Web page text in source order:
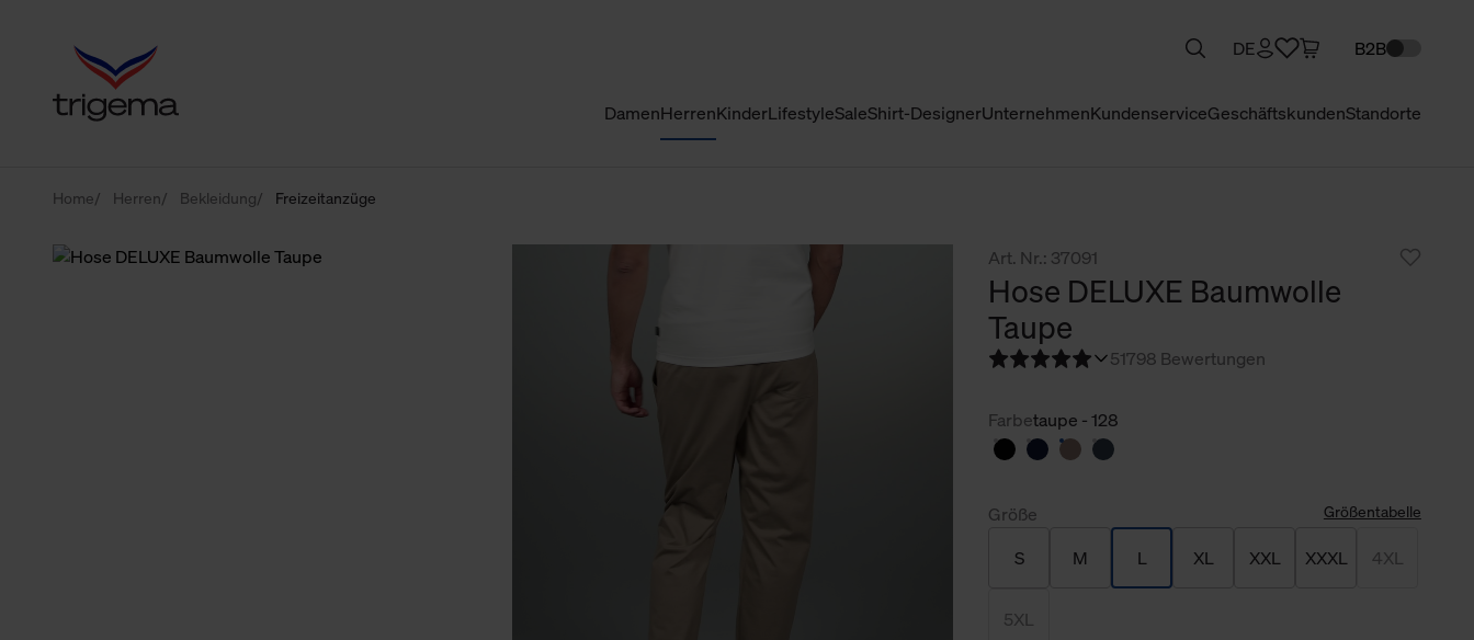
DamenHerrenKinderLifestyleSaleShirt-DesignerUnternehmenKundenserviceGeschäftskundenStandorte
DE B2B
Home Herren Bekleidung Freizeitanzüge
Art. Nr.: 37091
Hose DELUXE Baumwolle
Taupe
51798 Bewertungen
Farbetaupe - 128
Größe Größentabelle
S M L XL XXL XXXL 4XL
5XL